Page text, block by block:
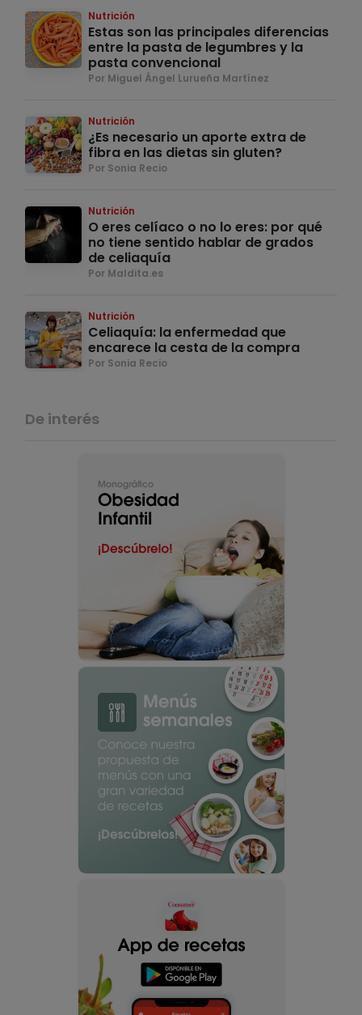
Nutrición
Estas son las principales diferencias
entre la pasta de legumbres y la
pasta convencional
Por Miguel Ángel Lurueña Martínez
Nutrición
¿Es necesario un aporte extra de
fibra en las dietas sin gluten?
Por Sonia Recio
Nutrición
O eres celíaco o no lo eres: por qué
no tiene sentido hablar de grados
de celiaquía
Por Maldita.es
Nutrición
Celiaquía: la enfermedad que
encarece la cesta de la compra
Por Sonia Recio
De interés